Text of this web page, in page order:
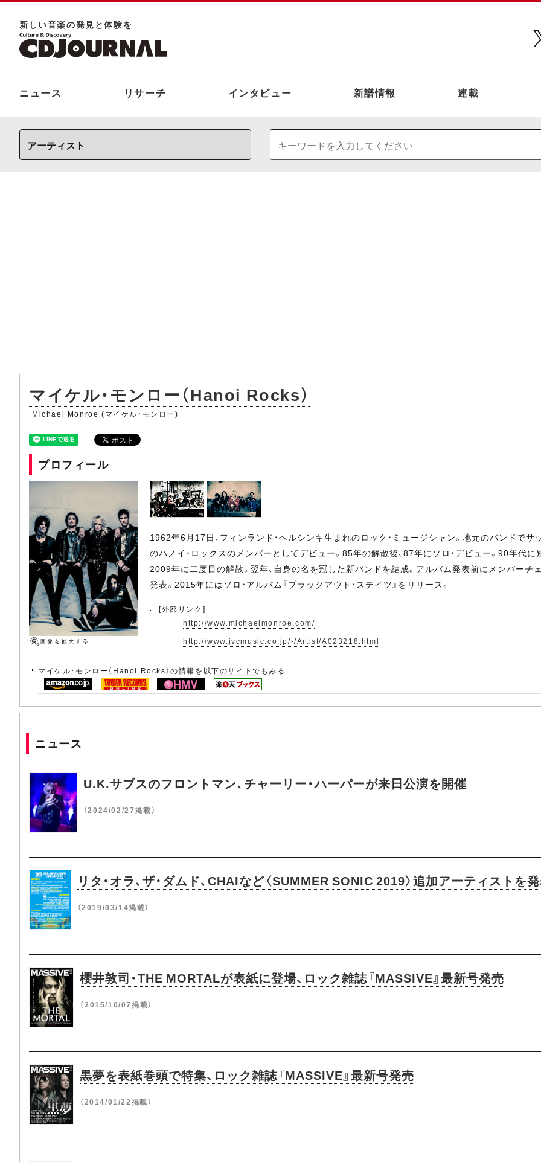
新しい⾳楽の発⾒と体験を
ニュース リサーチ インタビュー 新譜情報 連載
マイケル・モンロー（Hanoi Rocks）
Michael Monroe (マイケル・モンロー)
プロフィール
1962年6月17日、フィンランド・ヘルシンキ生まれのロック・ミュージシャン。地元のバンドで
のハノイ・ロックスのメンバーとしてデビュー。85年の解散後、87年にソロ・デビュー。90年代
2009年に二度目の解散。翌年、自身の名を冠した新バンドを結成。アルバム発表前にメンバーチ
発表。2015年にはソロ・アルバム『ブラックアウト・ステイツ』をリリース。
[外部リンク]
http://www.michaelmonroe.com/
http://www.jvcmusic.co.jp/-/Artist/A023218.html
マイケル・モンロー（Hanoi Rocks）の情報を以下のサイトでもみる
ニュース
U.K.サブスのフロントマン、チャーリー・ハーパーが来日公演を開催
（2024/02/27掲載）
リタ・オラ、ザ・ダムド、CHAIなど〈SUMMER SONIC 2019〉追加アーティストを
（2019/03/14掲載）
櫻井敦司・THE MORTALが表紙に登場、ロック雑誌『MASSIVE』最新号発売
（2015/10/07掲載）
黒夢を表紙巻頭で特集、ロック雑誌『MASSIVE』最新号発売
（2014/01/22掲載）